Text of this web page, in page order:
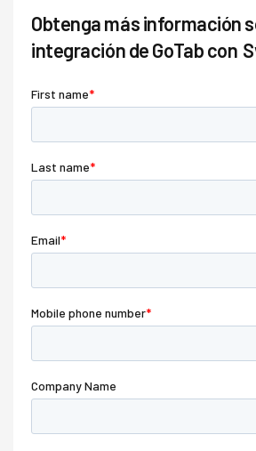
Obtenga más información
integración de GoTab con